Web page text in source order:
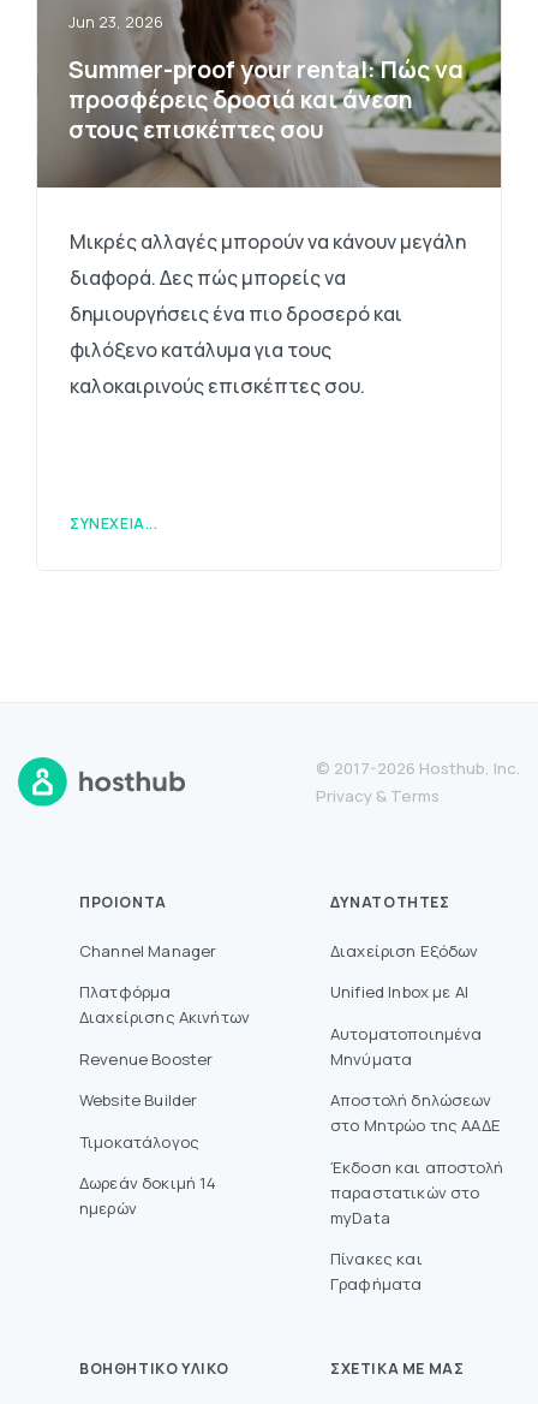
Jun 23, 2026
Summer-proof your rental: Πώς να
προσφέρεις δροσιά και άνεση
στους επισκέπτες σου
Μικρές αλλαγές μπορούν να κάνουν μεγάλη
διαφορά. Δες πώς μπορείς να
δημιουργήσεις ένα πιο δροσερό και
φιλόξενο κατάλυμα για τους
καλοκαιρινούς επισκέπτες σου.
ΣΥΝΈΧΕΙΑ...
© 2017-2026 Hosthub, Inc.
Privacy & Terms
ΠΡΟΙΌΝΤΑ
Channel Manager
Πλατφόρμα
Διαχείρισης Ακινήτων
Revenue Booster
Website Builder
Τιμοκατάλογος
Δωρεάν δοκιμή 14
ημερών
ΔΥΝΑΤΌΤΗΤΕΣ
Διαχείριση Εξόδων
Unified Inbox με AI
Αυτοματοποιημένα
Μηνύματα
Aποστολή δηλώσεων
στο Mητρώο της ΑΑΔΕ
Έκδοση και αποστολή
παραστατικών στο
myData
Πίνακες και
Γραφήματα
ΒΟΗΘΗΤΙΚΌ ΥΛΙΚΌ ΣΧΕΤΙΚΆ ΜΕ ΜΑΣ